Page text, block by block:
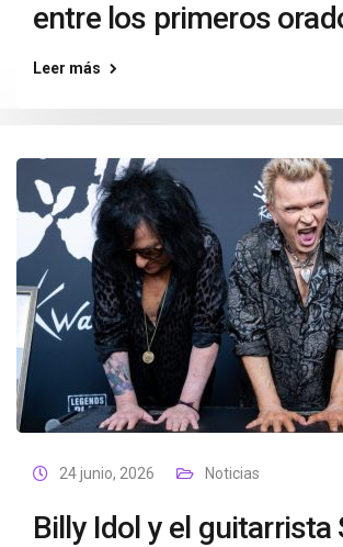
entre los primeros
Leer más
24 junio, 2026 Noticias
Billy Idol y el guitarrista